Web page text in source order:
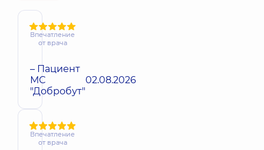
Впечатление
от врача
– Пациент
МС
"Добробут"
02.08.2026
Впечатление
от врача